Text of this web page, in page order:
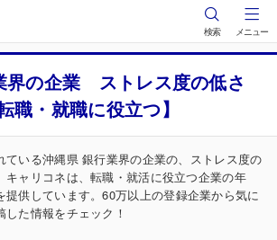
検索 メニュー
界の企業 ストレス度の低さ
職・就職に役立つ】
ている沖縄県 銀行業界の企業の、ストレス度の
キャリコネは、転職・就活に役立つ企業の年
提供しています。60万以上の登録企業から気に
た情報をチェック！